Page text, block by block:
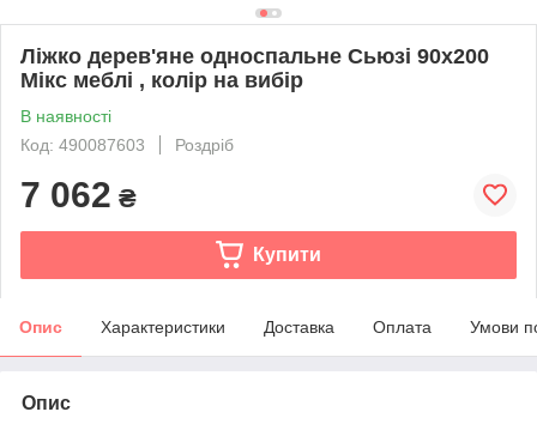
Ліжко дерев'яне односпальне Сьюзі 90х200
Мікс меблі , колір на вибір
В наявності
Код: 490087603
Роздріб
7 062 ₴
Купити
Опис Характеристики Доставка Оплата Умови
Опис